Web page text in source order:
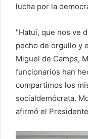
lucha por la
"Hatui, que nos ve
pecho de orgullo y
Miguel de Camps,
funcionarios han
compartimos los
socialdemócrata.
afirmó el